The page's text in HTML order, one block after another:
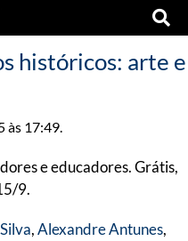
históricos: arte e
às 17:49.
e educadores. Grátis,
9.
,Alexandre Antunes,